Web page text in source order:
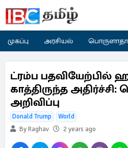
முகப்பு அரசியல்
ட்ரம்ப பதவியேற்பில்
காத்திருந்த அதிர்ச்சி:
அறிவிப்பு
Donald Trump
World
By Raghav
2 years ago